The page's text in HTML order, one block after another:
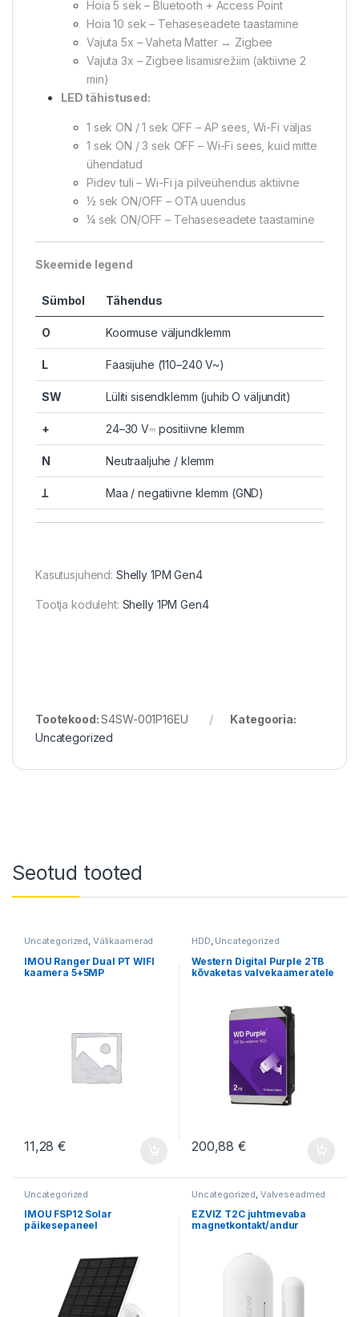
Hoia 5 sek – Bluetooth + Access Point
Hoia 10 sek – Tehaseseadete taastamine
Vajuta 5x – Vaheta Matter ↔ Zigbee
Vajuta 3x – Zigbee lisamisrežiim (aktiivne 2
min)
LED tähistused:
1 sek ON / 1 sek OFF – AP sees, Wi-Fi väljas
1 sek ON / 3 sek OFF – Wi-Fi sees, kuid mitte
ühendatud
Pidev tuli – Wi-Fi ja pilveühendus aktiivne
½ sek ON/OFF – OTA uuendus
¼ sek ON/OFF – Tehaseseadete taastamine
Skeemide legend
Sümbol Tähendus
O Koormuse väljundklemm
L Faasijuhe (110–240 V~)
SW Lüliti sisendklemm (juhib O väljundit)
+ 24–30 V⎓ positiivne klemm
N Neutraaljuhe / klemm
Ʇ Maa / negatiivne klemm (GND)
Kasutusjuhend: Shelly 1PM Gen4
Tootja koduleht: Shelly 1PM Gen4
Tootekood:S4SW-001P16EU
Kategooria:
Uncategorized
Seotud tooted
Uncategorized, Välikaamerad
IMOU Ranger Dual PT WIFI
kaamera 5+5MP
11,28€
HDD, Uncategorized
Western Digital Purple 2TB
kõvaketas valvekaameratele
200,88€
Uncategorized
IMOU FSP12 Solar
päikesepaneel
Uncategorized, Valveseadmed
EZVIZ T2C juhtmevaba
magnetkontakt/andur